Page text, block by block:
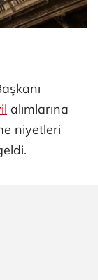
alımlarına
niyetleri